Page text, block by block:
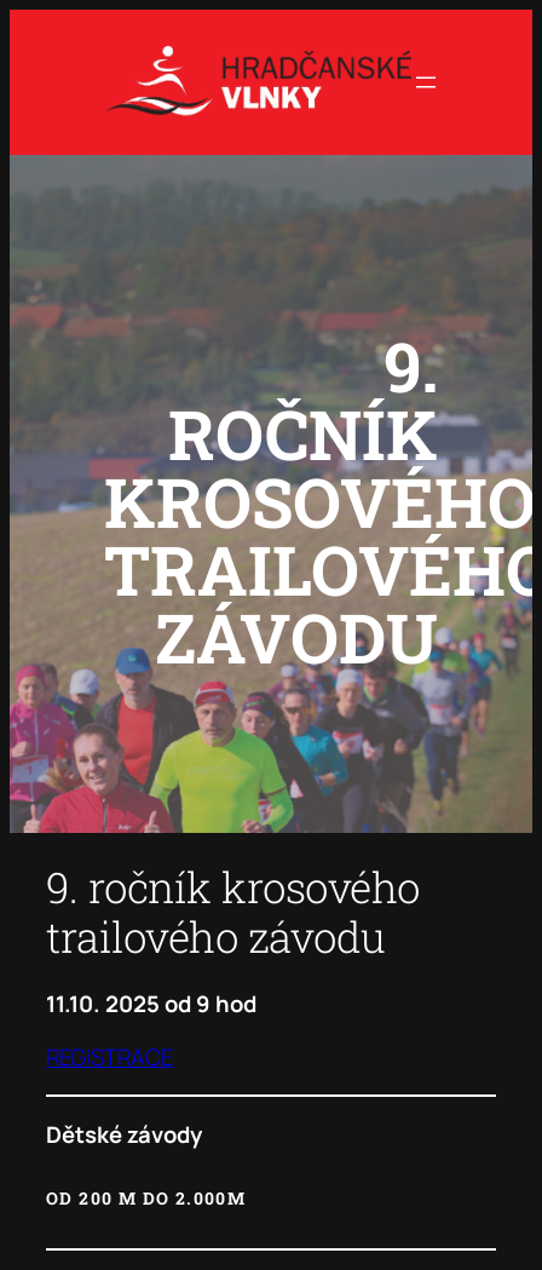
9.
ROČNÍK
KROSOVÉHO
ZÁVODU
9. ročník krosového
trailového závodu
11.10. 2025 od 9 hod
REGISTRACE
Dětské závody
OD 200 M DO 2.000M